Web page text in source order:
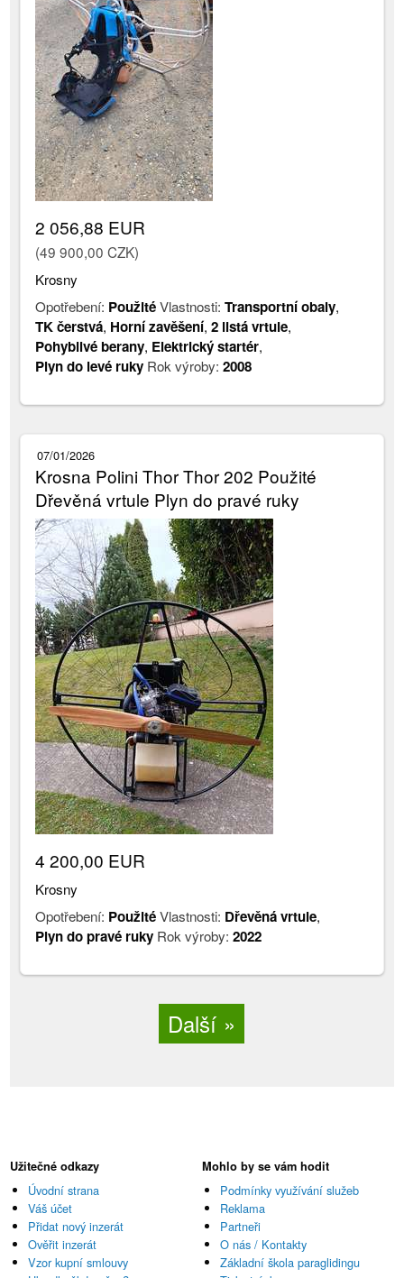
2 056,88 EUR
(49 900,00 CZK)
Krosny
Opotřebení: PoužitéVlastnosti:Transportní obaly,
TK čerstvá, Horní zavěšení,2 listá vrtule,
Pohyblivé berany, Elektrický startér,
Plyn do levé ruky Rok výroby:2008
07/01/2026
Krosna Polini Thor Thor 202 Použité
Dřevěná vrtule Plyn do pravé ruky
4 200,00 EUR
Krosny
Opotřebení: PoužitéVlastnosti: Dřevěná vrtule,
Plyn do pravé ruky Rok výroby:2022
Další
Užitečné odkazy
Úvodní strana
Váš účet
Přidat nový inzerát
Ověřit inzerát
Vzor kupní smlouvy
Mohlo by se vám hodit
Podmínky využívání služeb
Reklama
Partneři
O nás / Kontakty
Základní škola paraglidingu